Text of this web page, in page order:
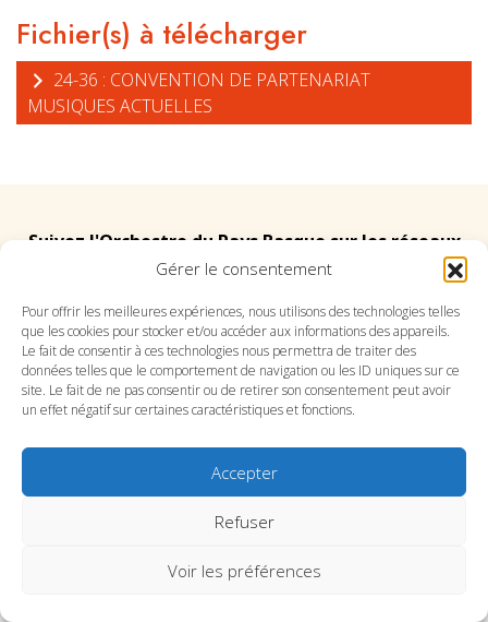
Gérer le consentement
Pour offrir les meilleures expériences, nous utilisons des technologies telles
que les cookies pour stocker et/ou accéder aux informations des appareils.
Le fait de consentir à ces technologies nous permettra de traiter des
données telles que le comportement de navigation ou les ID uniques sur ce
site. Le fait de ne pas consentir ou de retirer son consentement peut avoir
un effet négatif sur certaines caractéristiques et fonctions.
Accepter
Refuser
Voir les préférences
Fichier(s) à télécharger
24-36 : CONVENTION DE PARTENARIAT
MUSIQUES ACTUELLES
Suivez l'Orchestre du Pays Basque sur les réseaux
Suivez le conservatoire du Pays Basque sur les
réseaux
SITE DU CONSERVATOIRE